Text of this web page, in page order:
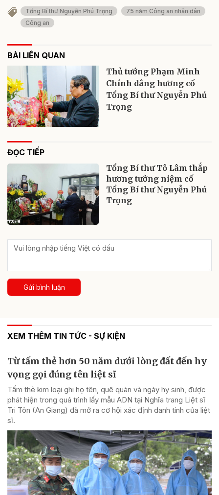
Tổng Bí thư Nguyễn Phú Trọng
75 năm Công an nhân dân
Công an
BÀI LIÊN QUAN
Thủ tướng Phạm Minh
Chính dâng hương cố
Tổng Bí thư Nguyễn Phú
Trọng
ĐỌC TIẾP
Tổng Bí thư Tô Lâm thắp
hương tưởng niệm cố
Tổng Bí thư Nguyễn Phú
Trọng
Gửi bình luận
XEM THÊM TIN TỨC - SỰ KIỆN
Từ tấm thẻ hơn 50 năm dưới lòng đất đến hy
vọng gọi đúng tên liệt sĩ
Tấm thẻ kim loại ghi họ tên, quê quán và ngày hy sinh, được
phát hiện trong quá trình lấy mẫu ADN tại Nghĩa trang Liệt sĩ
Tri Tôn (An Giang) đã mở ra cơ hội xác định danh tính của liệt
sĩ.